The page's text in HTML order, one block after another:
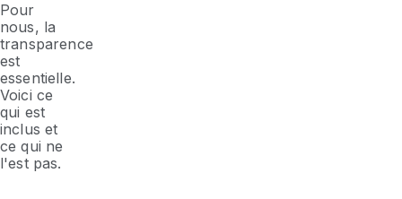
Pour
nous, la
transparence
est
essentielle.
Voici ce
qui est
inclus et
ce qui ne
l'est pas.